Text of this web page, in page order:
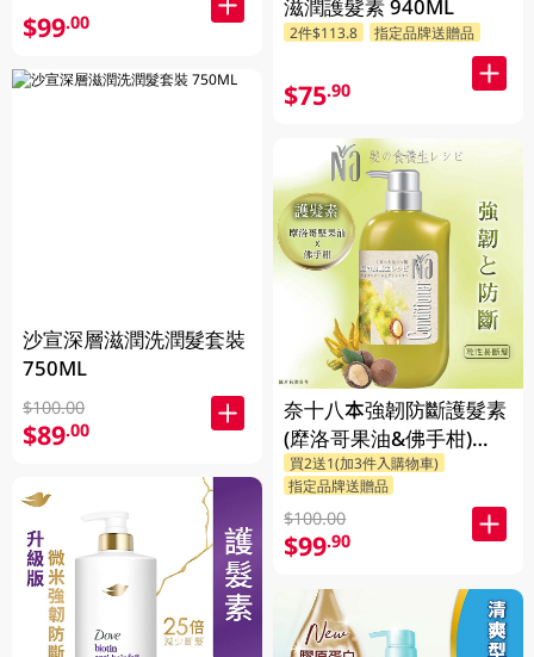
$99.00
沙宣深層滋潤洗潤髮套裝
750ML
$100.00
$89.00
滋潤護髮素 940ML
2件$113.8 指定品牌送贈品
$75.90
奈十八本強韌防斷護髮素
(犘洛哥果油&佛手柑)
550ML
買2送1(加3件入購物車)
指定品牌送贈品
$100.00
$99.90